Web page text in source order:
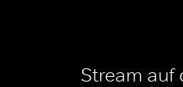
Stream auf